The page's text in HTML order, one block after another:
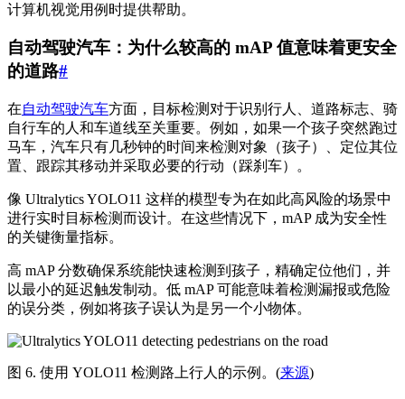
计算机视觉用例时提供帮助。
自动驾驶汽车：为什么较高的 mAP 值意味着更安全
的道路#
在自动驾驶汽车方面，目标检测对于识别行人、道路标志、骑
自行车的人和车道线至关重要。例如，如果一个孩子突然跑过
马车，汽车只有几秒钟的时间来检测对象（孩子）、定位其位
置、跟踪其移动并采取必要的行动（踩刹车）。
像 Ultralytics YOLO11 这样的模型专为在如此高风险的场景中
进行实时目标检测而设计。在这些情况下，mAP 成为安全性
的关键衡量指标。
高 mAP 分数确保系统能快速检测到孩子，精确定位他们，并
以最小的延迟触发制动。低 mAP 可能意味着检测漏报或危险
的误分类，例如将孩子误认为是另一个小物体。
图 6. 使用 YOLO11 检测路上行人的示例。(来源)